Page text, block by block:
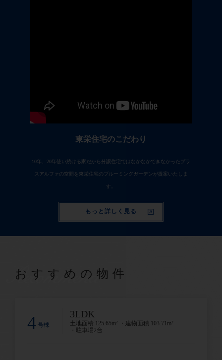
東栄住宅のこだわり
10年、20年使い続ける家だから分譲住宅ではなかなかできなかったプラ
スアルファの空間を東栄住宅のブルーミングガーデンが提案いたしま
す。
もっと詳しく見る
おすすめの物件
4 号棟
3LDK
土地面積 125.65m² ・建物面積 103.71m²
・駐車場2台